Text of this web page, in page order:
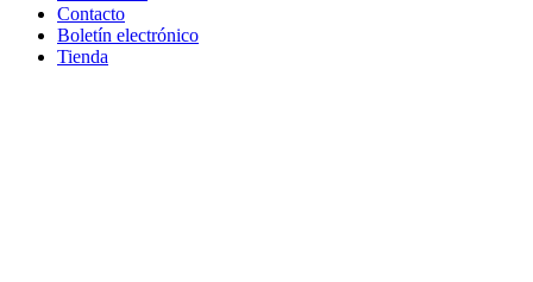
Contacto
Boletín electrónico
Tienda